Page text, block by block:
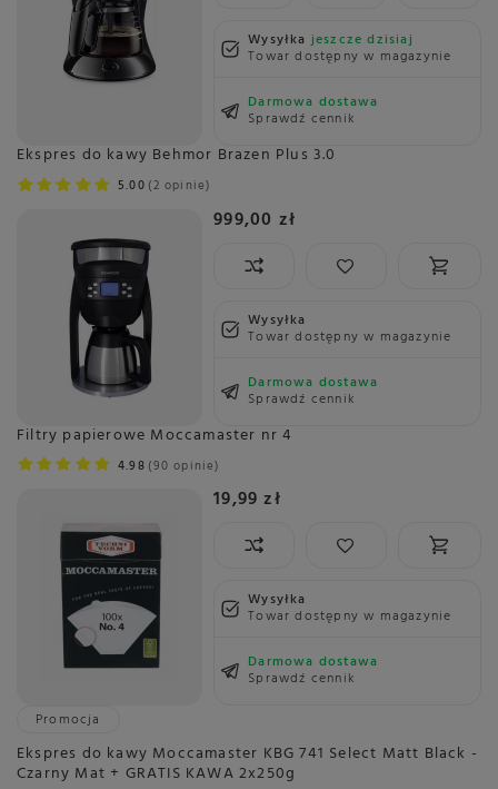
Wysyłkajeszcze dzisiaj
Towar dostępny w magazynie
Darmowa dostawa
Sprawdź cennik
Ekspres do kawy Behmor Brazen Plus 3.0
5.00 2 opinie
999,00 zł
Wysyłka
Towar dostępny w magazynie
Darmowa dostawa
Sprawdź cennik
Filtry papierowe Moccamaster nr 4
4.98 90 opinie
19,99 zł
Wysyłka
Towar dostępny w magazynie
Darmowa dostawa
Sprawdź cennik
Promocja
Ekspres do kawy Moccamaster KBG 741 Select Matt Black -
Czarny Mat + GRATIS KAWA 2x250g